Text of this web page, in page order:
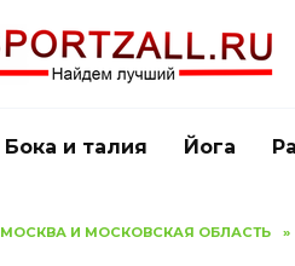
Бока и талия Йога
МОСКВА И МОСКОВСКАЯ ОБЛАСТЬ »